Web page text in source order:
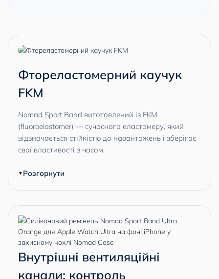
Фтореластомерний каучук
FKM
Nomad Sport Band виготовлений із FKM
(fluoroelastomer) — сучасного еластомеру, який
відзначається стійкістю до навантажень і зберігає
свої властивості з часом.
Розгорнути
Внутрішні вентиляційні
канали: контроль